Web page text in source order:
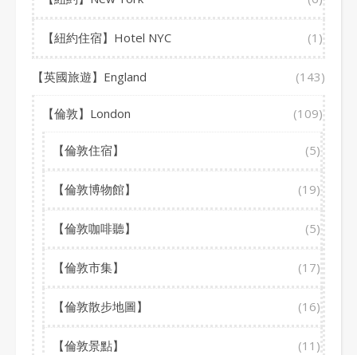
【紐約住宿】Hotel NYC (1)
【英國旅遊】England (143)
【倫敦】London (109)
【倫敦住宿】 (5)
【倫敦博物館】 (19)
【倫敦咖啡聽】 (5)
【倫敦市集】 (17)
【倫敦散步地圖】 (16)
【倫敦景點】 (11)